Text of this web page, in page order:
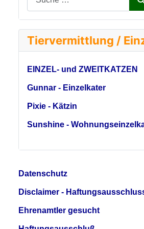
Tiervermittlung /
EINZEL- und ZWEITKATZEN
Gunnar - Einzelkater
Pixie - Kätzin
Sunshine -
Datenschutz
Disclaimer -
Ehrenamtler gesucht